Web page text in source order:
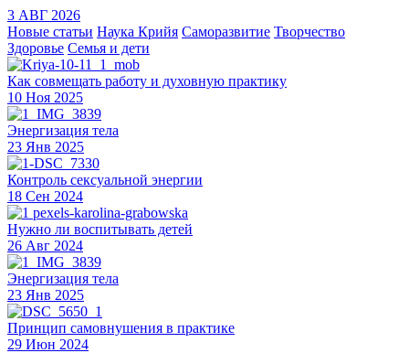
3 АВГ 2026
Новые статьи Наука Крийя Саморазвитие Творчество
Здоровье Семья и дети
Как совмещать работу и духовную практику
10 Ноя 2025
Энергизация тела
23 Янв 2025
Контроль сексуальной энергии
18 Сен 2024
Нужно ли воспитывать детей
26 Авг 2024
Энергизация тела
23 Янв 2025
Принцип самовнушения в практике
29 Июн 2024